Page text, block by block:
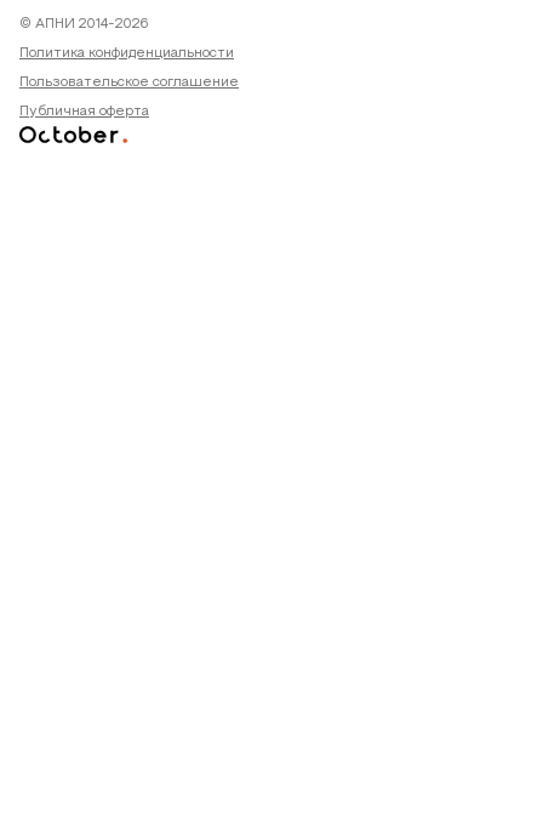
© АПНИ 2014-2026
Политика конфиденциальности
Пользовательское соглашение
Публичная оферта